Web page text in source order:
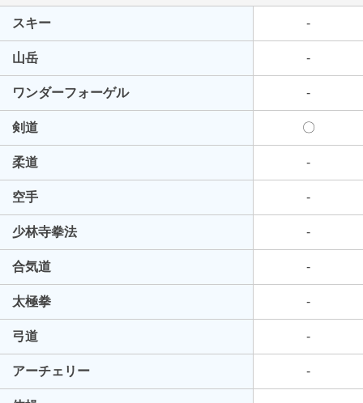
スキー -
山岳 -
ワンダーフォーゲル -
剣道 〇
柔道 -
空手 -
少林寺拳法 -
合気道 -
太極拳 -
弓道 -
アーチェリー -